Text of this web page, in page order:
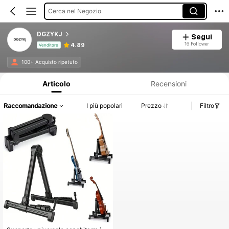
Cerca nel Negozio
DGZYKJ
Venditore 4.89
Segui
16 Follower
100+ Acquisto ripetuto
Articolo Recensioni
Raccomandazione I più popolari Prezzo Filtro